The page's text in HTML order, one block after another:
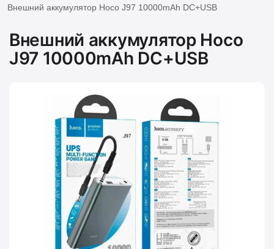
Внешний аккумулятор Hoco J97 10000mAh DC+USB
Внешний аккумулятор Hoco
J97 10000mAh DC+USB